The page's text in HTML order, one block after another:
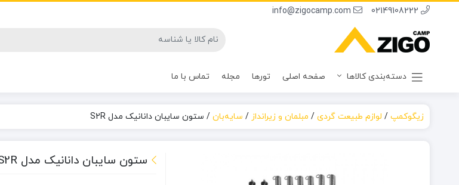
02149108222
info@zigocamp.com
دسته‌بندی کالاها صفحه اصلی تورها مجله تماس با ما
زیگوکمپ/ لوازم طبیعت گردی/ مبلمان و زیرانداز / سایه‌بان/ ستون سایبان دانانیک مدل S2R
ستون سایبان دانانیک مدل S2R